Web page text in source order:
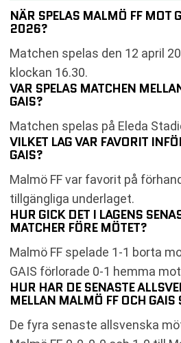
NÄR SPELAS MALMÖ FF MOT
2026?
Matchen spelas den 12 april
klockan 16.30.
VAR SPELAS MATCHEN
GAIS?
Matchen spelas på Eleda
VILKET LAG VAR FAVORIT
GAIS?
Malmö FF var favorit på
tillgängliga underlaget.
HUR GICK DET I LAGENS
MATCHER FÖRE MÖTET?
Malmö FF spelade 1-1 borta
GAIS förlorade 0-1 hemma
HUR HAR DE SENASTE
MELLAN MALMÖ FF OCH GAIS
De fyra senaste allsvenska